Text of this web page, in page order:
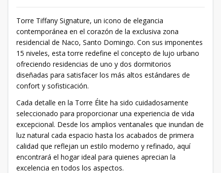
Torre Tiffany Signature, un icono de elegancia
contemporánea en el corazón de la exclusiva zona
residencial de Naco, Santo Domingo. Con sus imponentes
15 niveles, esta torre redefine el concepto de lujo urbano
ofreciendo residencias de uno y dos dormitorios
diseñadas para satisfacer los más altos estándares de
confort y sofisticación.
Cada detalle en la Torre Élite ha sido cuidadosamente
seleccionado para proporcionar una experiencia de vida
excepcional. Desde los amplios ventanales que inundan de
luz natural cada espacio hasta los acabados de primera
calidad que reflejan un estilo moderno y refinado, aquí
encontrará el hogar ideal para quienes aprecian la
excelencia en todos los aspectos.